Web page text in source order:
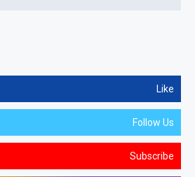
Like
Follow Us
Subscribe